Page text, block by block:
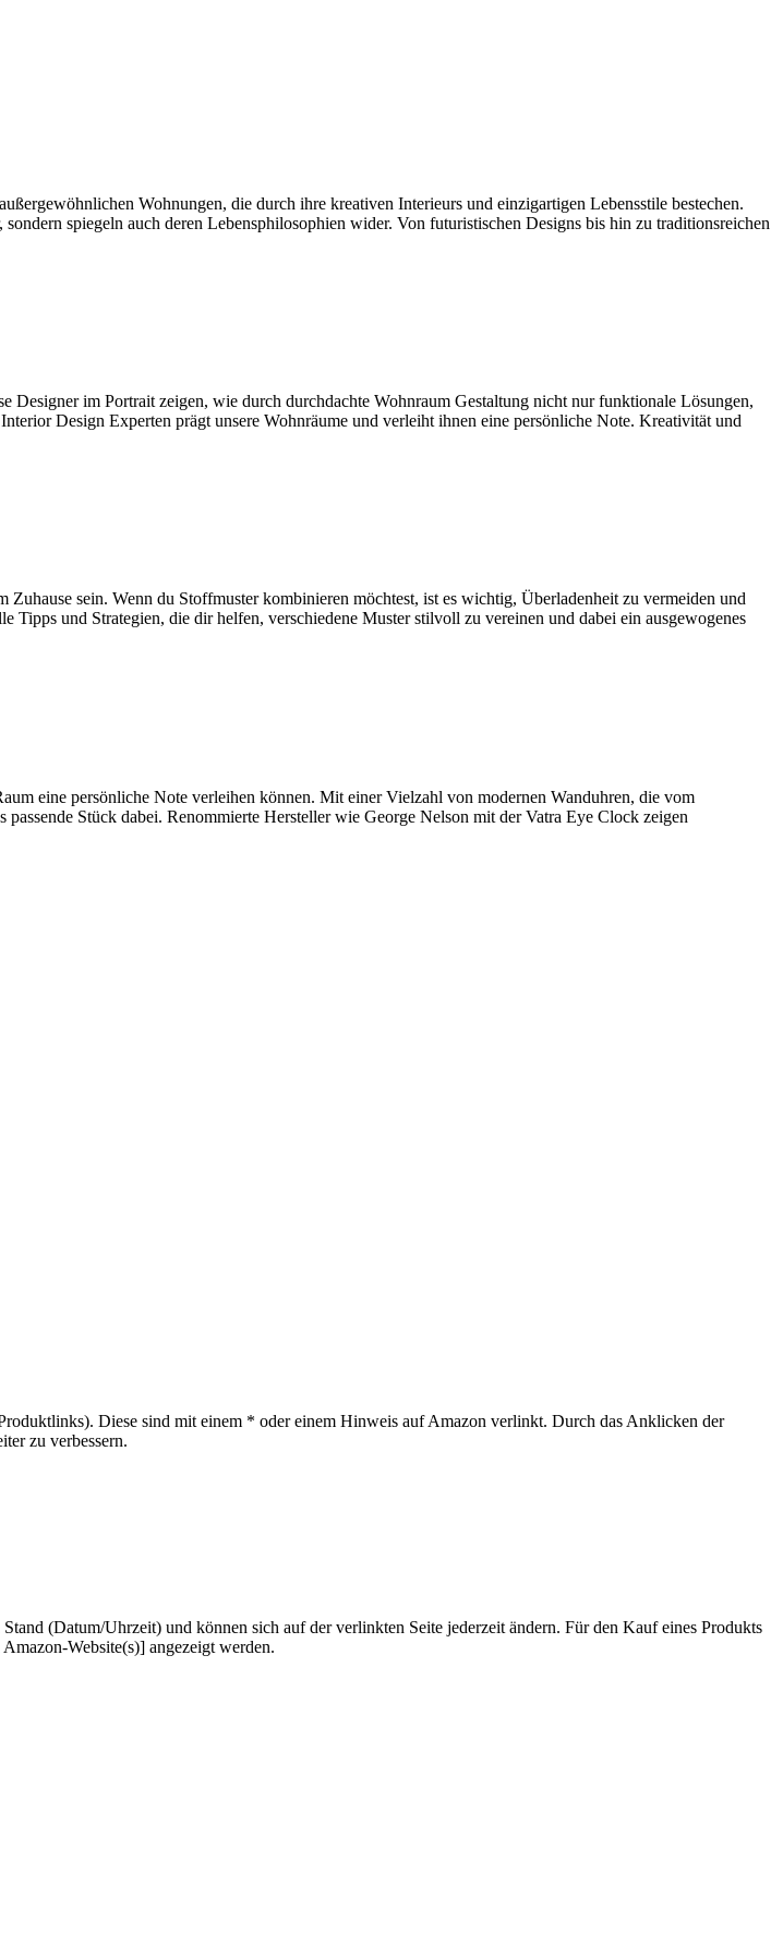
Wohnungen, die durch ihre kreativen Interieurs und einzigartigen Lebensstile bestechen.
spiegeln auch deren Lebensphilosophien wider. Von futuristischen Designs bis hin zu traditionsreichen
Designer im Portrait zeigen, wie durch durchdachte Wohnraum Gestaltung nicht nur funktionale Lösungen,
Design Experten prägt unsere Wohnräume und verleiht ihnen eine persönliche Note. Kreativität und
sein. Wenn du Stoffmuster kombinieren möchtest, ist es wichtig, Überladenheit zu vermeiden und
und Strategien, die dir helfen, verschiedene Muster stilvoll zu vereinen und dabei ein ausgewogenes
eine persönliche Note verleihen können. Mit einer Vielzahl von modernen Wanduhren, die vom
Stück dabei. Renommierte Hersteller wie George Nelson mit der Vatra Eye Clock zeigen
Diese sind mit einem * oder einem Hinweis auf Amazon verlinkt. Durch das Anklicken der
zu verbessern.
(Datum/Uhrzeit) und können sich auf der verlinkten Seite jederzeit ändern. Für den Kauf eines Produkts
Website(s)] angezeigt werden.